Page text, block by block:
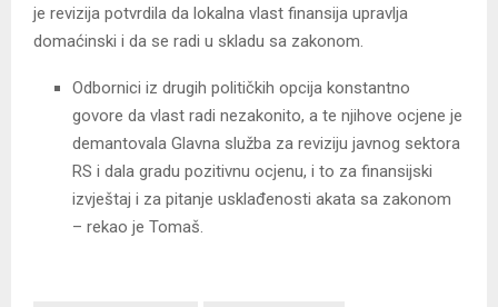
je revizija potvrdila da lokalna vlast finansija upravlja
domaćinski i da se radi u skladu sa zakonom.
Odbornici iz drugih političkih opcija konstantno
govore da vlast radi nezakonito, a te njihove ocjene je
demantovala Glavna služba za reviziju javnog sektora
RS i dala gradu pozitivnu ocjenu, i to za finansijski
izvještaj i za pitanje usklađenosti akata sa zakonom
– rekao je Tomaš.